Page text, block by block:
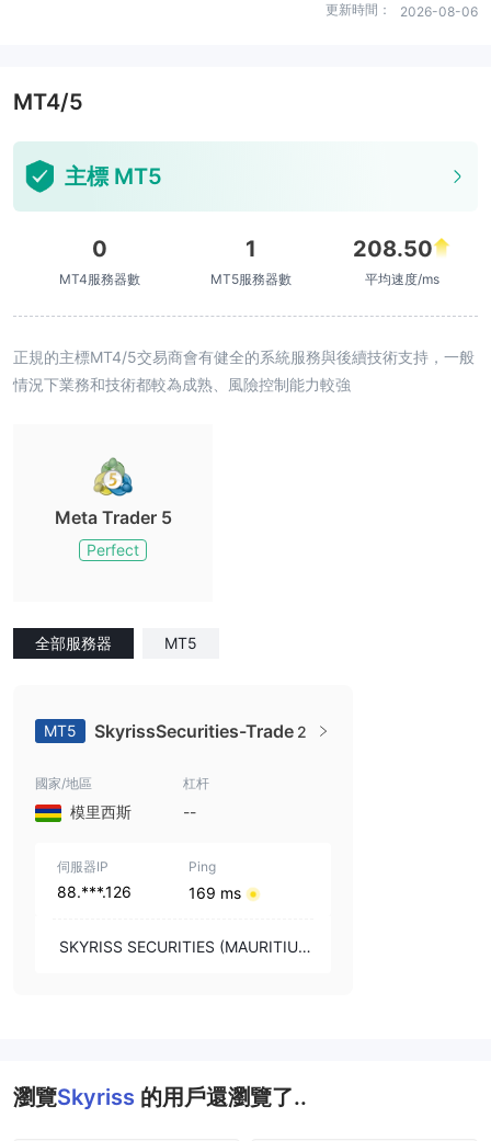
更新時間： 2026-08-06
MT4/5
主標 MT5
0
MT4服務器數
1
MT5服務器數
208.50
平均速度/ms
正規的主標MT4/5交易商會有健全的系統服務與後續技術支持，一般
情況下業務和技術都較為成熟、風險控制能力較強
Meta Trader 5
Perfect
全部服務器 MT5
MT5 SkyrissSecurities-Trade 2
國家/地區
模里西斯
杠杆
--
伺服器IP
88.***.126
Ping
169 ms
SKYRISS SECURITIES (MAURITIUS)
瀏覽Skyriss 的用戶還瀏覽了..